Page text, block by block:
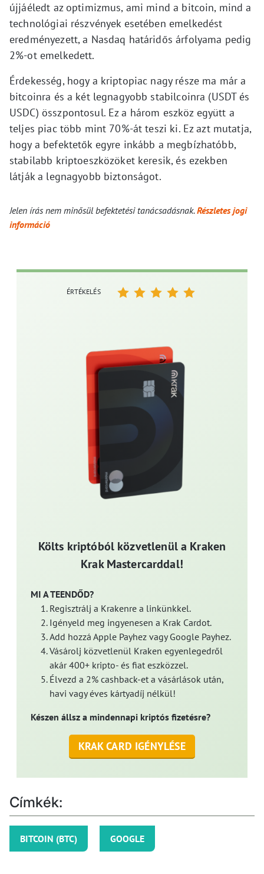
újjáéledt az optimizmus, ami mind a bitcoin, mind a
technológiai részvények esetében emelkedést
eredményezett, a Nasdaq határidős árfolyama pedig
2%-ot emelkedett.
Érdekesség, hogy a kriptopiac nagy része ma már a
bitcoinra és a két legnagyobb stabilcoinra (USDT és
USDC) összpontosul. Ez a három eszköz együtt a
teljes piac több mint 70%-át teszi ki. Ez azt mutatja,
hogy a befektetők egyre inkább a megbízhatóbb,
stabilabb kriptoeszközöket keresik, és ezekben
látják a legnagyobb biztonságot.
Jelen írás nem minősül befektetési tanácsadásnak.Részletes jogi
információ
Költs kriptóból közvetlenül a Kraken
Krak Mastercarddal!
MI A TEENDŐD?
Regisztrálj a Krakenre a linkünkkel.
Igényeld meg ingyenesen a Krak Cardot.
Add hozzá Apple Payhez vagy Google Payhez.
Vásárolj közvetlenül Kraken egyenlegedről
akár 400+ kripto- és fiat eszközzel.
Élvezd a 2% cashback-et a vásárlások után,
havi vagy éves kártyadíj nélkül!
Készen állsz a mindennapi kriptós fizetésre?
KRAK CARD IGÉNYLÉSE
ÉRTÉKELÉS
Címkék:
BITCOIN (BTC) GOOGLE